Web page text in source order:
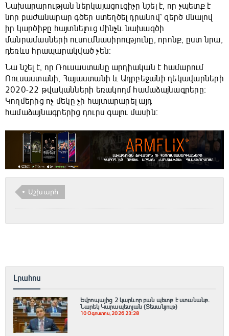
Նախարարության ներկայացուցիչը նշել է, որ չպետք է
նոր բաժանարար գծեր ստեղծել դրանով՝ զերծ մնալով
իր կարծիքը հայտնելուց մինչև նախագծի
մանրամասների ուսումնասիրությունը, որոնք, ըստ նրա,
դեռևս հրապարակված չեն։
Նա նշել է, որ Ռուսաստանը արդիական է համարում
Ռուսաստանի, Հայաստանի և Ադրբեջանի ղեկավարների
2020-22 թվականների եռակողմ համաձայնագրերը։
Կողմերից ոչ մեկը չի հայտարարել այդ
համաձայնագրերից դուրս գալու մասին։
Աշխարհ
Լրահոս
Եվրոպայից 2 կարևոր բան պետք է ստանանք.
Նարեկ Կարապետյան (Տեսանյութ)
10 Օգոստոս, 2026 23:28